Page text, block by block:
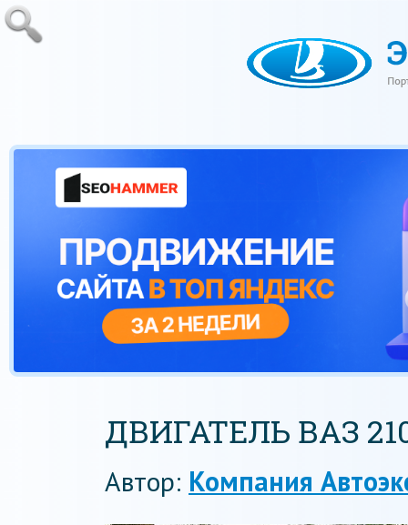
ДВИГАТЕЛЬ ВАЗ
Автор: Компания